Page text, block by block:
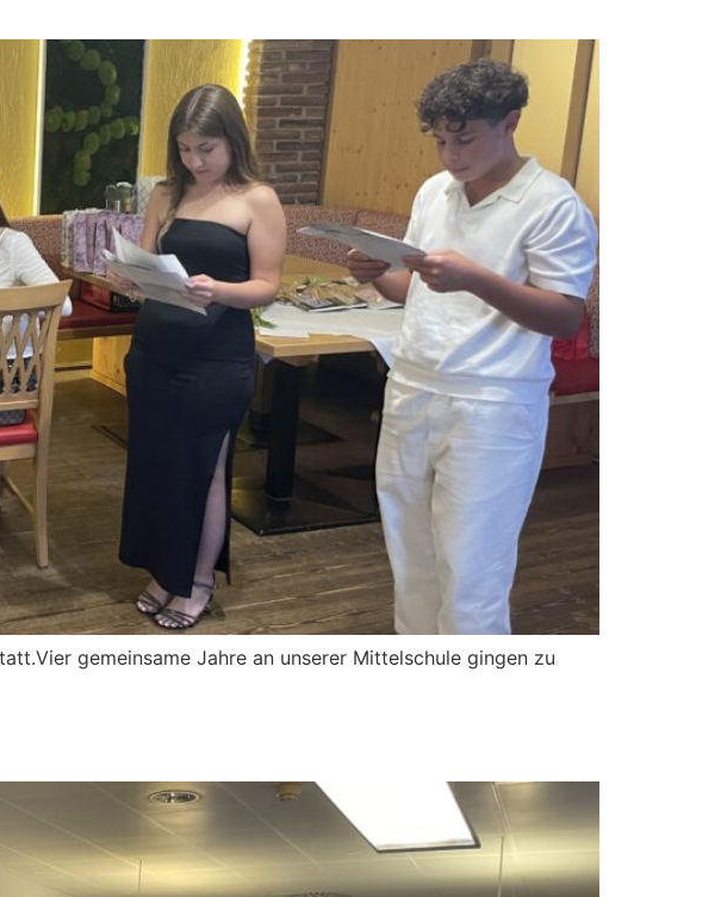
gemeinsame Jahre an unserer Mittelschule gingen zu